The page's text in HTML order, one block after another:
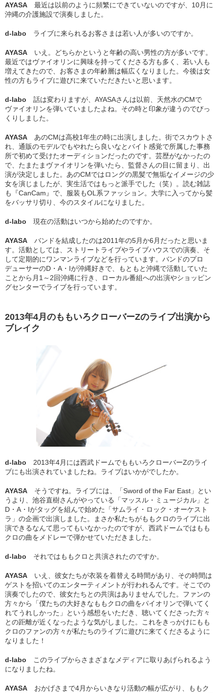
AYASA
最近は以前のように頻繁にできていないのですが、10月に
沖縄の介護施設で演奏しました。
d-labo ライブに来られるお客さまは若い人が多いのですか。
AYASA
いえ。どちらかというと年齢の高い男性の方が多いです。
最近ではヴァイオリンに興味を持ってくださる方も多く、若い人も
増えてきたので、お客さまの年齢層は幅広くなりました。今後は女
性の方もライブに遊びに来ていただきたいと思います。
d-labo
話は変わりますが、AYASAさんは以前、天然水のCMで
ヴァイオリンを弾いていましたよね。その時と印象が違うのでびっ
くりしました。
AYASA
あのCMは高校1年生の時に出演しました。街でスカウトさ
れ、通販のモデルでもやれたら良いなとバイト感覚で所属した事務
所で初めて受けたオーディションだったのです。芸歴がなかったの
で、たまたまヴァイオリンを弾いたら、監督さんの目に留まり、出
演が決定しました。あのCMではロングの黒髪で無垢なイメージの少
女を演じましたが、実生活ではもっと派手でした（笑）。読む雑誌
も『CanCam』で、服装もOL系ファッション。大学に入ってから髪
をバッサリ切り、今のスタイルになりました。
d-labo 現在の活動はいつから始めたのですか。
AYASA
バンドを結成したのは2011年の5月か6月だったと思いま
す。活動としては、ストリートライブやライブハウスでの演奏、そ
して定期的にワンマンライブなどを行っています。バンドのプロ
デューサーのD・A・Iが沖縄好きで、もともと沖縄で活動していた
ことから月1～2回沖縄に行き、ローカル番組への出演やショッピン
グセンターでライブを行っています。
2013年4月のももいろクローバーZのライブ出演から
ブレイク
d-labo
2013年4月には西武ドームでももいろクローバーZのライ
ブにも出演されていましたね。ライブはいかがでしたか。
AYASA
そうですね。ライブには、「Sword of the Far East」とい
うより、池谷直樹さんがやっている「マッスル・ミュージカル」と
D・A・Iがタッグを組んで始めた「サムライ・ロック・オーケスト
ラ」の企画で出演しました。まさか私たちがももクロのライブに出
演できるなんて思ってもいなかったのですが、西武ドームではもも
クロの曲をメドレーで弾かせていただきました。
d-labo それではももクロと共演されたのですか。
AYASA
いえ、彼女たちが衣装を着替える時間があり、その時間は
ゲストを招いてのエンターティメントが行われるんです。そこでの
演奏でしたので、彼女たちとの共演はありませんでした。ファンの
方々から「僕たちの大好きなももクロの曲をパイオリンで弾いてく
れてうれしかった」という感想をいただき、聴いてくださった方々
との距離が近くなったような気がしました。これをきっかけにもも
クロのファンの方々が私たちのライブに遊びに来てくださるように
なりました！
d-labo
このライブからさまざまなメディアに取りあげられるよう
になりましたね。
AYASA
おかげさまで4月からいきなり活動の幅が広がり、ももク